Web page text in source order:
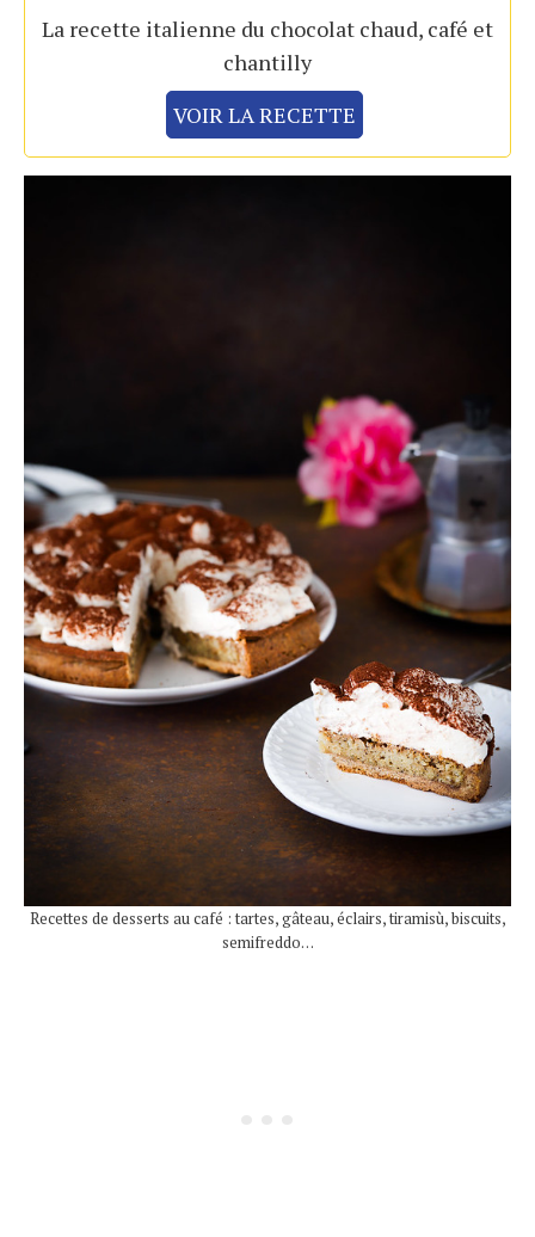
La recette italienne du chocolat chaud, café et
chantilly
VOIR LA RECETTE
Recettes de desserts au café : tartes, gâteau, éclairs, tiramisù, biscuits,
semifreddo…